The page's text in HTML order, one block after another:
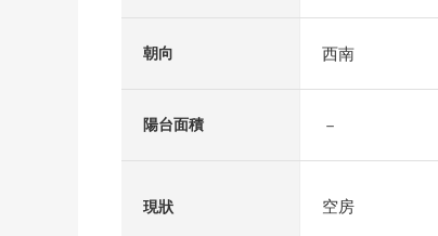
朝向 西南
陽台面積 －
現狀 空房